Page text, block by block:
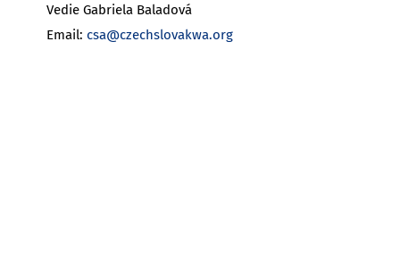
Vedie Gabriela Baladová
Email: csa@czechslovakwa.org